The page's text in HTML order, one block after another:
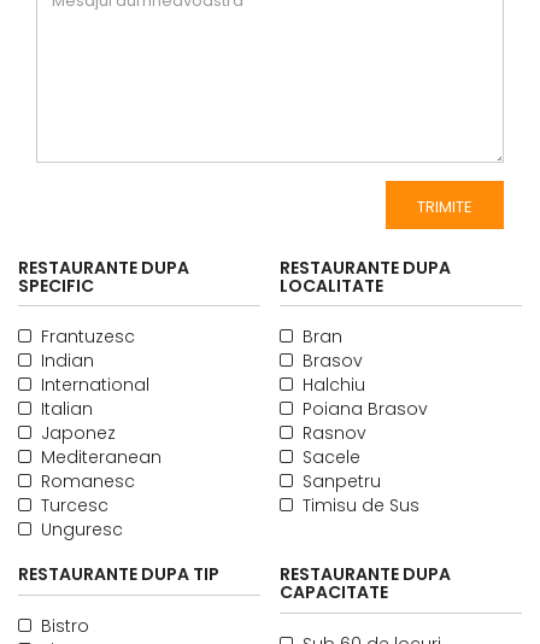
RESTAURANTE DUPA
SPECIFIC
Frantuzesc
Indian
International
Italian
Japonez
Mediteranean
Romanesc
Turcesc
Unguresc
RESTAURANTE DUPA
LOCALITATE
Bran
Brasov
Halchiu
Poiana Brasov
Rasnov
Sacele
Sanpetru
Timisu de Sus
RESTAURANTE DUPA TIP
Bistro
RESTAURANTE DUPA
CAPACITATE